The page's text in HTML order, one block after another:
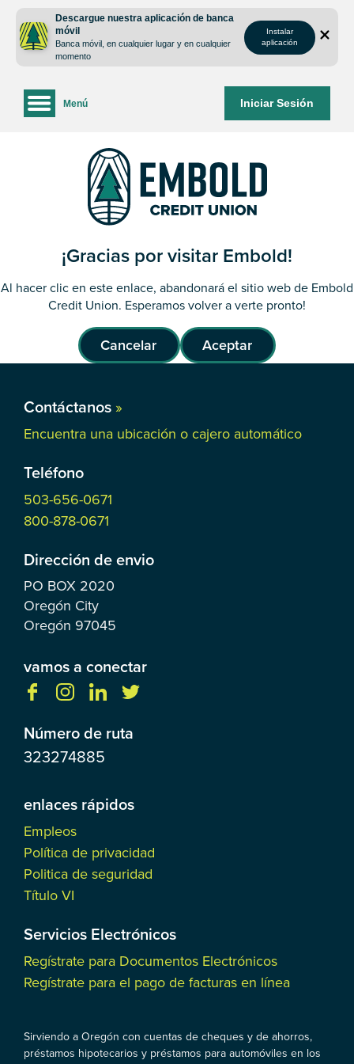
contenido
inicio
Descargue nuestra aplicación de banca
móvil
Banca móvil, en cualquier lugar y en cualquier
momento
Instalar
aplicación
Iniciar Sesión
Menú
¡Gracias por visitar Embold!
Al hacer clic en este enlace, abandonará el sitio web de Embold
Credit Union. Esperamos volver a verte pronto!
Cancelar Aceptar
Contáctanos »
Encuentra una ubicación o cajero automático
Teléfono
503-656-0671
800-878-0671
Dirección de envio
PO BOX 2020
Oregón City
Oregón 97045
vamos a conectar
Número de ruta
323274885
enlaces rápidos
Empleos
Política de privacidad
Politica de seguridad
Título VI
Servicios Electrónicos
Regístrate para Documentos Electrónicos
Regístrate para el pago de facturas en línea
Sirviendo a Oregón con cuentas de cheques y de ahorros,
préstamos hipotecarios y préstamos para automóviles en los